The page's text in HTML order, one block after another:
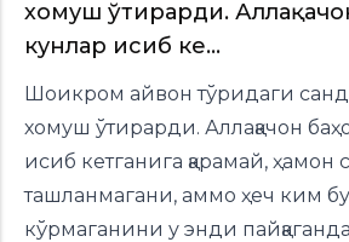
хомуш ўтирарди.
кунлар исиб ке...
Шоикром айвон тўридаги
хомуш ўтирарди. Аллақачон
исиб кетганига қарамай, ҳамон
ташланмагани, аммо ҳеч ким
кўрмаганини у энди